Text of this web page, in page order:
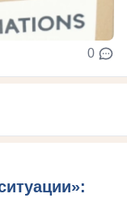
0